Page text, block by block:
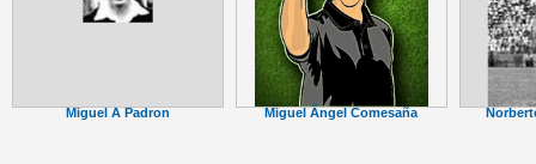
Miguel A Padron Miguel Ãngel Comesaña